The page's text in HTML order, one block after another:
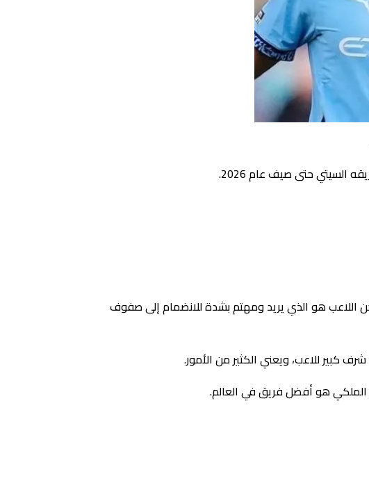
السيتي حتى صيف عام 2026.
اللاعب هو الذي يريد ومهتم بشدة للانضمام إلى صفوف
كبير للاعب، ويعني الكثير من الأمور.
الملكي هو أفضل فريق في العالم.